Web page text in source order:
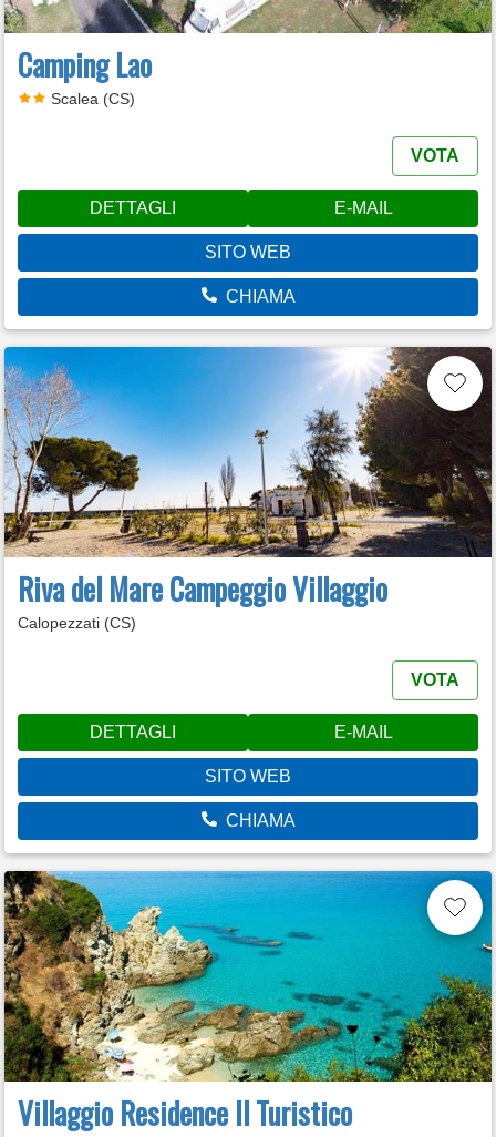
Camping Lao
Scalea (CS)
VOTA
DETTAGLI E-MAIL
SITO WEB
CHIAMA
Riva del Mare Campeggio Villaggio
Calopezzati (CS)
VOTA
DETTAGLI E-MAIL
SITO WEB
CHIAMA
Villaggio Residence Il Turistico